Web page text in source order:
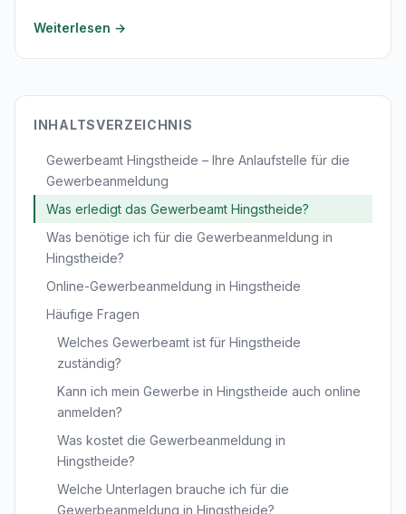
Weiterlesen →
INHALTSVERZEICHNIS
Gewerbeamt Hingstheide – Ihre Anlaufstelle für die
Gewerbeanmeldung
Was erledigt das Gewerbeamt Hingstheide?
Was benötige ich für die Gewerbeanmeldung in
Hingstheide?
Online-Gewerbeanmeldung in Hingstheide
Häufige Fragen
Welches Gewerbeamt ist für Hingstheide
zuständig?
Kann ich mein Gewerbe in Hingstheide auch online
anmelden?
Was kostet die Gewerbeanmeldung in
Hingstheide?
Welche Unterlagen brauche ich für die
Gewerbeanmeldung in Hingstheide?